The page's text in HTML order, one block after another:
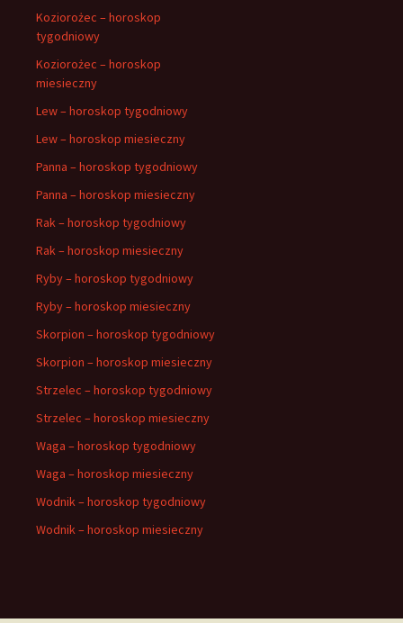
Koziorożec – horoskop
tygodniowy
Koziorożec – horoskop
miesieczny
Lew – horoskop tygodniowy
Lew – horoskop miesieczny
Panna – horoskop tygodniowy
Panna – horoskop miesieczny
Rak – horoskop tygodniowy
Rak – horoskop miesieczny
Ryby – horoskop tygodniowy
Ryby – horoskop miesieczny
Skorpion – horoskop tygodniowy
Skorpion – horoskop miesieczny
Strzelec – horoskop tygodniowy
Strzelec – horoskop miesieczny
Waga – horoskop tygodniowy
Waga – horoskop miesieczny
Wodnik – horoskop tygodniowy
Wodnik – horoskop miesieczny